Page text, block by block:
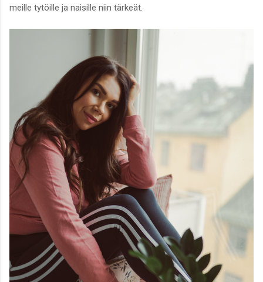
meille tytöille ja naisille niin tärkeät.